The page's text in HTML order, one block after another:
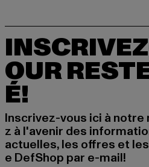
OUR
É!
Inscrivez-vous ici à
z à l'avenir des
actuelles, les offres et
e DefShop par e-mail!